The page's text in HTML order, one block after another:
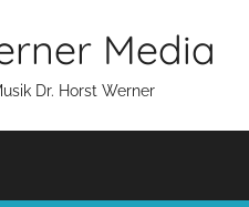
Media
Dr. Horst Werner